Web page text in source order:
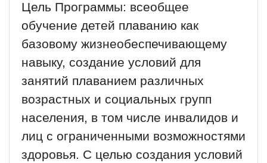
Цель Программы: всеобщее
обучение детей плаванию как
базовому жизнеобеспечивающему
навыку, создание условий для
занятий плаванием различных
возрастных и социальных групп
населения, в том числе инвалидов и
лиц с ограниченными возможностями
здоровья. С целью создания условий